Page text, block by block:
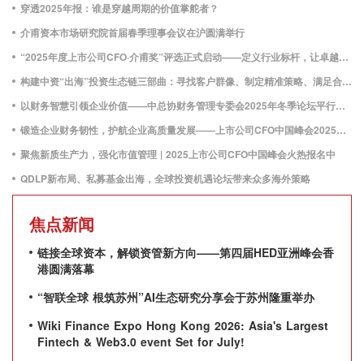
穿透2025年报：谁是穿越周期的价值掌舵者？
介甫资本市场研究院首届春季理事会议在沪圆满举行
“2025年度上市公司CFO·介甫奖”评选正式启动——定义行业标杆，让卓越被看见
构建中资“出海”投资生态链三部曲：寻找客户群像、制定精准策略、满足合规运营
以财务智慧引领企业价值——中总协财务管理专委会2025年冬季论坛平行研讨会“CFO洞见未来”成功举办
锻造企业财务韧性，护航企业高质量发展——上市公司CFO中国峰会2025盛大召开
聚焦新质生产力，强化市值管理 | 2025上市公司CFO中国峰会火热报名中
QDLP新布局、私募基金出海，全球投资机遇论坛带来众多海外策略
焦点新闻
链接全球资本，解锁资管新方向——第四届HED亚洲峰会香
港圆满落幕
“智联全球 根筑苏州”AI生态研究分享会于苏州隆重举办
Wiki Finance Expo Hong Kong 2026: Asia's Largest
Fintech & Web3.0 event Set for July!